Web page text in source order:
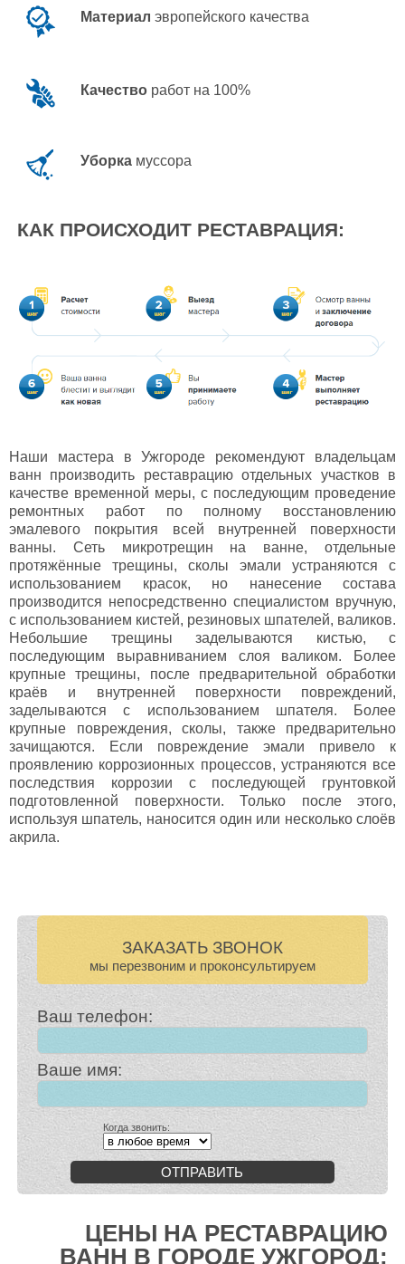
Материал эвропейского качества
Качество работ на 100%
Уборка муссора
КАК ПРОИСХОДИТ РЕСТАВРАЦИЯ:
Наши мастера в Ужгороде рекомендуют владельцам
ванн производить реставрацию отдельных участков в
качестве временной меры, с последующим проведение
ремонтных работ по полному восстановлению
эмалевого покрытия всей внутренней поверхности
ванны. Сеть микротрещин на ванне, отдельные
протяжённые трещины, сколы эмали устраняются с
использованием красок, но нанесение состава
производится непосредственно специалистом вручную,
с использованием кистей, резиновых шпателей, валиков.
Небольшие трещины заделываются кистью, с
последующим выравниванием слоя валиком. Более
крупные трещины, после предварительной обработки
краёв и внутренней поверхности повреждений,
заделываются с использованием шпателя. Более
крупные повреждения, сколы, также предварительно
зачищаются. Если повреждение эмали привело к
проявлению коррозионных процессов, устраняются все
последствия коррозии с последующей грунтовкой
подготовленной поверхности. Только после этого,
используя шпатель, наносится один или несколько слоёв
акрила.
ЗАКАЗАТЬ ЗВОНОК
мы перезвоним и проконсультируем
Ваш телефон:
Ваше имя:
Когда звонить:
ОТПРАВИТЬ
ЦЕНЫ НА РЕСТАВРАЦИЮ
ВАНН В ГОРОДЕ УЖГОРОД: